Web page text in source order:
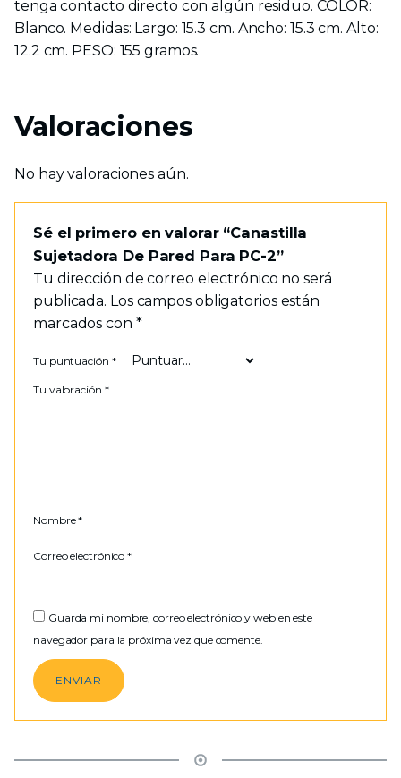
tenga contacto directo con algún residuo. COLOR:
Blanco. Medidas: Largo: 15.3 cm. Ancho: 15.3 cm. Alto:
12.2 cm. PESO: 155 gramos.
Valoraciones
No hay valoraciones aún.
Sé el primero en valorar “Canastilla
Sujetadora De Pared Para PC-2”
Tu dirección de correo electrónico no será
publicada. Los campos obligatorios están
marcados con *
Tu puntuación *
Tu valoración *
Nombre*
Correo electrónico*
Guarda mi nombre, correo electrónico y web en este
navegador para la próxima vez que comente.